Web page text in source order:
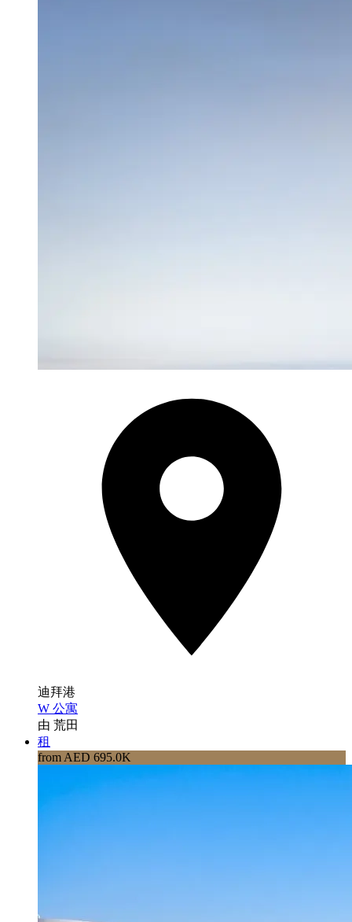
迪拜港
W 公寓
由 荒田
租
from AED 695.0K